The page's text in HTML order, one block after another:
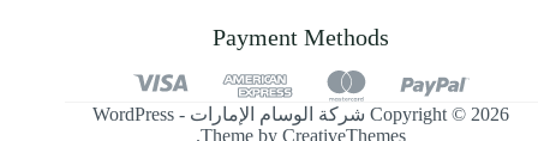
Payment Methods
Copyright © 2026 شركة الوسام الإمارات - WordPress
Theme byCreativeThemes
.